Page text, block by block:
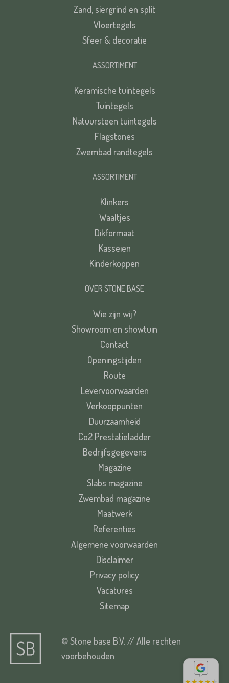
Zand, siergrind en split
Vloertegels
Sfeer & decoratie
ASSORTIMENT
Keramische tuintegels
Tuintegels
Natuursteen tuintegels
Flagstones
Zwembad randtegels
ASSORTIMENT
Klinkers
Waaltjes
Dikformaat
Kasseien
Kinderkoppen
OVER STONE BASE
Wie zijn wij?
Showroom en showtuin
Contact
Openingstijden
Route
Levervoorwaarden
Verkooppunten
Duurzaamheid
Co2 Prestatieladder
Bedrijfsgegevens
Magazine
Slabs magazine
Zwembad magazine
Maatwerk
Referenties
Algemene voorwaarden
Disclaimer
Privacy policy
Vacatures
Sitemap
© Stone base B.V. // Alle rechten
voorbehouden